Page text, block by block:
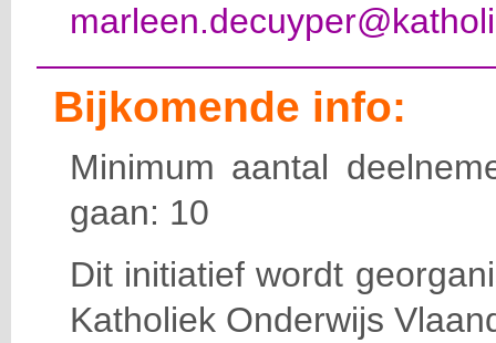
Bijkomende info:
Minimum aantal
gaan: 10
Dit initiatief wordt
Katholiek Onderwijs